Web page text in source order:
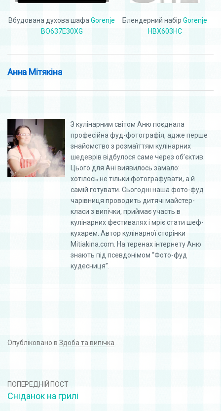
Вбудована духова шафа Gorenje
BO637E30XG
Блендерний набір Gorenje
HBX603HC
Анна Мітякіна
З кулінарним світом Аню поєднала
професійна фуд-фотографія, адже перше
знайомство з розмаїттям кулінарних
шедеврів відбулося саме через об’єктив.
Цього для Ані виявилось замало:
хотілось не тільки фотографувати, а й
самій готувати. Сьогодні наша фото-фуд
чарівниця проводить дитячі майстер-
класи з випічки, приймає участь в
кулінарних фестивалях і мріє стати шеф-
кухарем. Автор кулінарної сторінки
Mitiakina.com. На теренах інтернету Аню
знають під псевдонімом “Фото-фуд
кудесниця”.
Опубліковано в Здоба та випічка
ПОПЕРЕДНІЙ ПОСТ
Сніданок на грилі